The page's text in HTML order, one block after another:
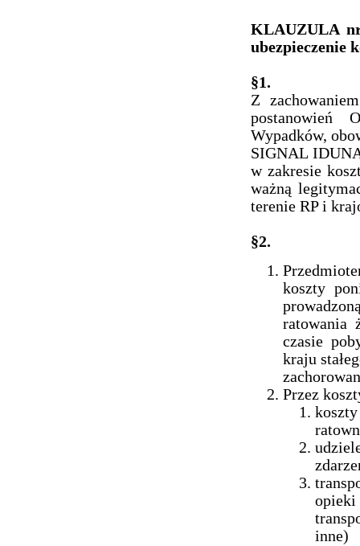
KLAUZULA
ubezpieczenie
§1.
Z
postanowień
Wypadków,
SIGNAL
w zakresie
ważną
terenie RP i
§2.
koszty
ratowania
czasie
kraju
Przez
opieki
inne)